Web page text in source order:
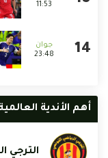
11:53
23:48
أهم الأندية
الترجي